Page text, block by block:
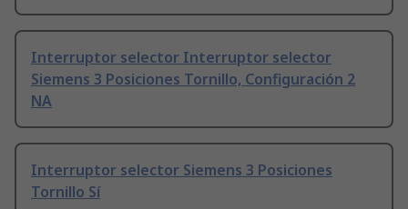
Interruptor selector Interruptor selector
Siemens 3 Posiciones Tornillo, Configuración 2
NA
Interruptor selector Siemens 3 Posiciones
Tornillo Sí